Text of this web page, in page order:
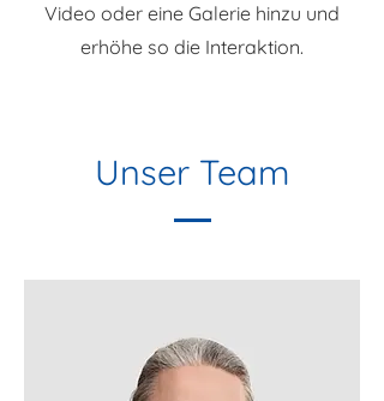
Video oder eine Galerie hinzu und
erhöhe so die Interaktion.
Unser Team